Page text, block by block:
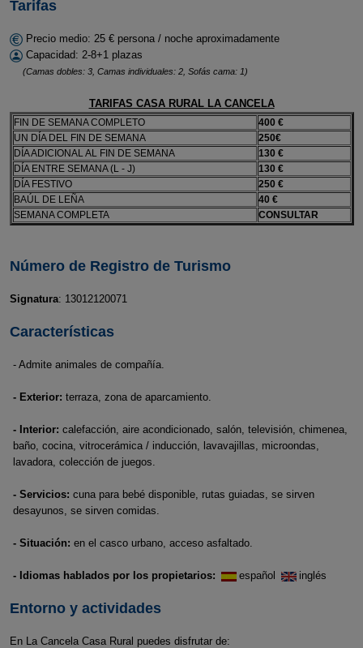
Tarifas
Precio medio: 25 € persona / noche aproximadamente
Capacidad: 2-8+1 plazas
(Camas dobles: 3, Camas individuales: 2, Sofás cama: 1)
TARIFAS CASA RURAL LA CANCELA
FIN DE SEMANA COMPLETO
400 €
UN DÍA DEL FIN DE SEMANA
250€
DÍA ADICIONAL AL FIN DE SEMANA
130 €
DÍA ENTRE SEMANA (L - J)
130 €
DÍA FESTIVO
250 €
BAÚL DE LEÑA
40 €
SEMANA COMPLETA
CONSULTAR
Número de Registro de Turismo
Signatura: 13012120071
Características
- Admite animales de compañía.
- Exterior: terraza, zona de aparcamiento.
- Interior: calefacción, aire acondicionado, salón, televisión, chimenea,
baño, cocina, vitrocerámica / inducción, lavavajillas, microondas,
lavadora, colección de juegos.
- Servicios: cuna para bebé disponible, rutas guiadas, se sirven
desayunos, se sirven comidas.
- Situación: en el casco urbano, acceso asfaltado.
- Idiomas hablados por los propietarios: español inglés
Entorno y actividades
En La Cancela Casa Rural puedes disfrutar de: